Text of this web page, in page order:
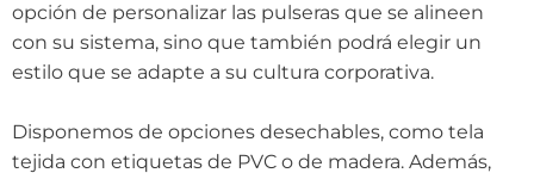
opción de personalizar las pulseras que se alineen
con su sistema, sino que también podrá elegir un
estilo que se adapte a su cultura corporativa.
Disponemos de opciones desechables, como tela
tejida con etiquetas de PVC o de madera. Además,